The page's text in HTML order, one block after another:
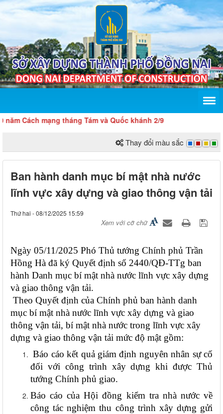
mạng tháng Tám và Quốc khánh 2/9
Thay đổi màu sắc
Ban hành danh mục bí mật nhà nước
lĩnh vực xây dựng và giao thông vận tải
Thứ hai - 08/12/2025 15:59
Xem với cỡ chữ
Ngày 05/11/2025 Phó Thủ tướng Chính phủ Trần
Hồng Hà đã ký Quyết định số 2440/QĐ-TTg ban
hành Danh mục bí mật nhà nước lĩnh vực xây dựng
và giao thông vận tải.
Theo Quyết định của Chính phủ ban hành danh
mục bí mật nhà nước lĩnh vực xây dựng và giao
thông vận tải, bí mật nhà nước trong lĩnh vực xây
dựng và giao thông vận tải mức độ mật gồm:
Báo cáo kết quả giám định nguyên nhân sự cố
đối với công trình xây dựng khi được Thủ
tướng Chính phủ giao.
Báo cáo của Hội đồng kiểm tra nhà nước về
công tác nghiệm thu công trình xây dựng gửi